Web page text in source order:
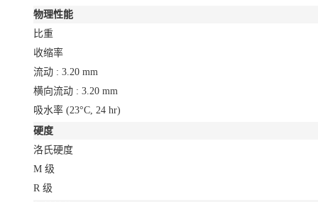
物理性能
比重
收缩率
流动 : 3.20 mm
横向流动 : 3.20 mm
吸水率 (23°C, 24 hr)
硬度
洛氏硬度
M 级
R 级